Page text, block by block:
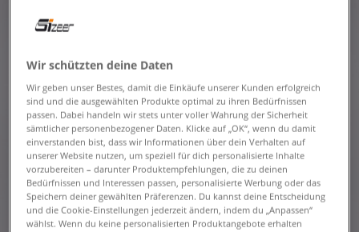
Wir schützten deine Daten
Wir geben unser Bestes, damit die Einkäufe unserer Kunden erfolgreich
sind und die ausgewählten Produkte optimal zu ihren Bedürfnissen
passen. Dabei handeln wir stets unter voller Wahrung der Sicherheit
sämtlicher personenbezogener Daten. Klicke auf „OK“, wenn du damit
einverstanden bist, dass wir Informationen über dein Verhalten auf
unserer Website nutzen, um speziell für dich personalisierte Inhalte
vorzubereiten – darunter Produktempfehlungen, die zu deinen
Bedürfnissen und Interessen passen, personalisierte Werbung oder das
Speichern deiner gewählten Präferenzen. Du kannst deine Entscheidung
und die Cookie-Einstellungen jederzeit ändern, indem du „Anpassen“
wählst. Wenn du keine personalisierten Produktangebote erhalten